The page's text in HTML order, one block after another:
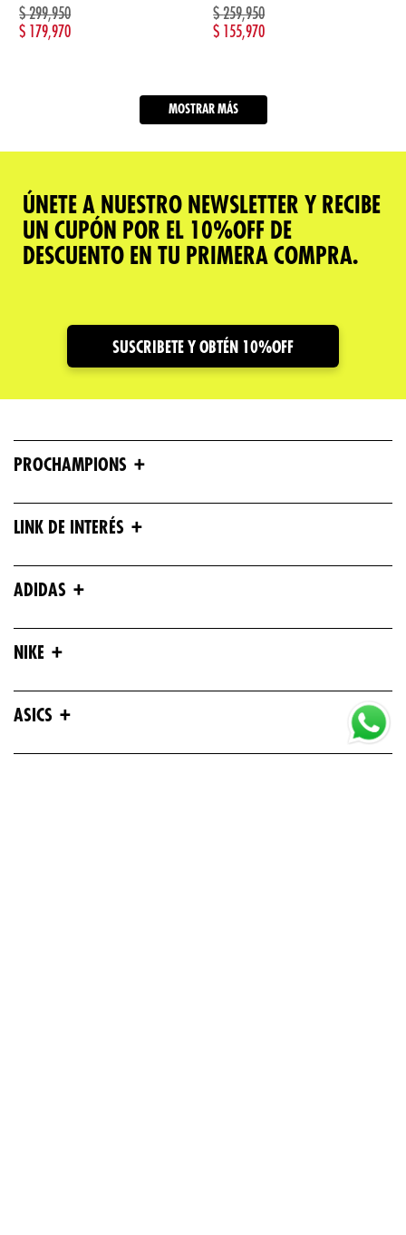
$299,950
$ 179,970
$259,950
$ 155,970
MOSTRAR MÁS
ÚNETE A NUESTRO NEWSLETTER Y RECIBE
UN CUPÓN POR EL 10%OFF DE
DESCUENTO EN TU PRIMERA COMPRA.
SUSCRIBETE Y OBTÉN 10%OFF
PROCHAMPIONS +
LINK DE INTERÉS +
ADIDAS +
NIKE +
ASICS +